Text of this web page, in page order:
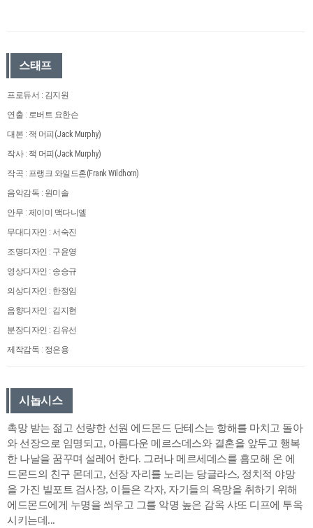
스태프
프로듀서 : 김지원
연출 : 로버트 요한슨
대본 : 잭 머피(Jack Murphy)
작사 : 잭 머피(Jack Murphy)
작곡 : 프랭크 와일드혼(Frank Wildhorn)
음악감독 : 원미솔
안무 : 제이미 맥다니엘
무대디자인 : 서숙진
조명디자인 : 구윤영
영상디자인 : 송승규
의상디자인 : 한정임
음향디자인 : 김지현
분장디자인 : 김유선
제작감독 : 정은용
시놉시스
촉망 받는 젊고 선량한 선원 에드몬드 단테스는 항해를 마치고 돌아
와 선장으로 임명되고, 아름다운 메르스데스와 결혼을 앞두고 행복
한 나날을 꿈꾸며 설레어 한다. 그러나 메르세데스를 흠모해 온 에
드몬드의 친구 몬데고, 선장 자리를 노리는 당글라스, 정치적 야망
을 가진 빌포트 검사장, 이들은 각자, 자기들의 욕망을 취하기 위해
에드몬드에게 누명을 씌우고 그를 악명 높은 감옥 샤또 디프에 투옥
시키는데...